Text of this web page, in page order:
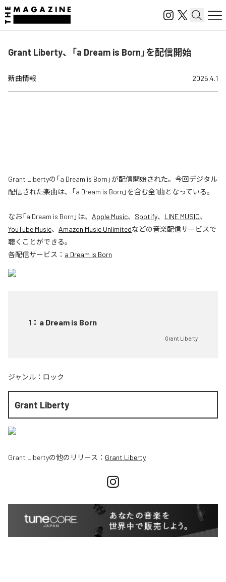
Grant Liberty、「a Dream is Born」を配信開始
新曲情報 2025.4.1
Grant Libertyの「a Dream is Born」が配信開始された。今回デジタル
配信された楽曲は、「a Dream is Born」を含む全1曲となっている。
なお「a Dream is Born 」は、 Apple Music、 Spotify、 LINE MUSIC、
YouTube Music、 Amazon Music Unlimitedなどの音楽配信サービスで
聴くことができる。
各配信サービス： a Dream is Born
1 ： a Dream is Born
Grant Liberty
ジャンル： ロック
Grant Liberty
Grant Libertyの他のリリース： Grant Liberty